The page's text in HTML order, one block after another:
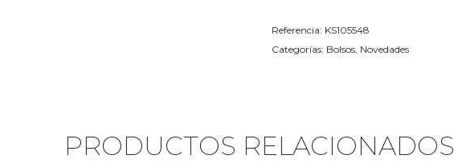
Referencia: KS105548
Categorías: Bolsos Novedades
PRODUCTOS RELACIONADOS